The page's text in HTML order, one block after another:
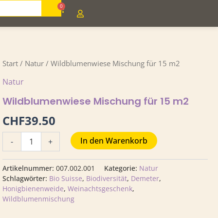
0
Cart
Start / Natur / Wildblumenwiese Mischung für 15 m2
Natur
Wildblumenwiese Mischung für 15 m2
CHF39.50
-
Wildblumenwiese
für
m2
+ In den Warenkorb
Artikelnummer:007.002.001 Kategorie: Natur
Schlagwörter: Bio Suisse, Biodiversität, Demeter,
Honigbienenweide,Weinachtsgeschenk,
Wildblumenmischung